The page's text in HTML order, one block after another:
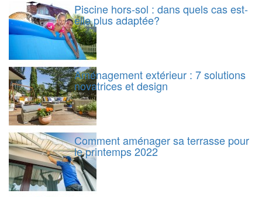
Piscine hors-sol : dans quels cas est-
elle plus adaptée?
Aménagement extérieur : 7 solutions
novatrices et design
Comment aménager sa terrasse pour
le printemps 2022